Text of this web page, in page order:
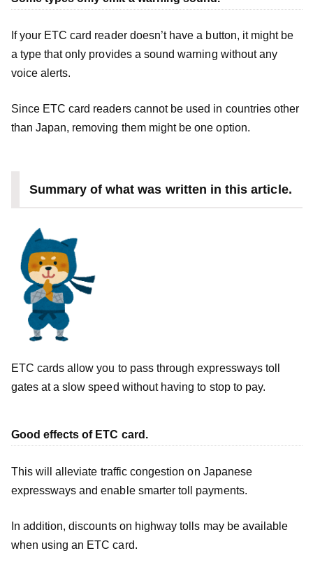
If your ETC card reader doesn’t have a button, it might be
a type that only provides a sound warning without any
voice alerts.
Since ETC card readers cannot be used in countries other
than Japan, removing them might be one option.
Summary of what was written in this article.
ETC cards allow you to pass through expressways toll
gates at a slow speed without having to stop to pay.
Good effects of ETC card.
This will alleviate traffic congestion on Japanese
expressways and enable smarter toll payments.
In addition, discounts on highway tolls may be available
when using an ETC card.